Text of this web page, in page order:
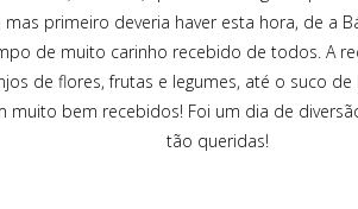
primeiro deveria haver esta hora, de a
de muito carinho recebido de todos. A
de flores, frutas e legumes, até o suco
muito bem recebidos! Foi um dia de
tão queridas!